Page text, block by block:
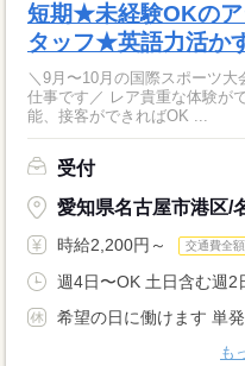
短期★未経験OKのア
タッフ★英語力活か
＼9月〜10月の国際スポーツ
仕事です／ レア貴重な体験が
能、接客ができればOK ...
受付
愛知県名古屋市港区/
時給2,200円～ 交通費全
週4日〜OK 土日含む週2
希望の日に働けます 単
も